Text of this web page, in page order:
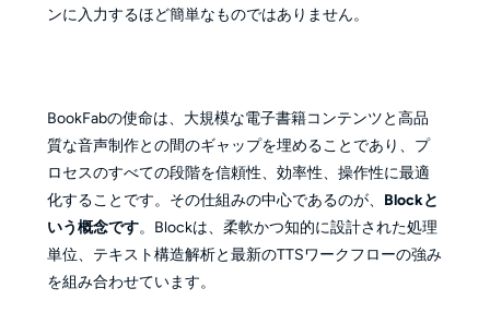
ンに入力するほど簡単なものではありません。
BookFabの使命は、大規模な電子書籍コンテンツと高品
質な音声制作との間のギャップを埋めることであり、プ
ロセスのすべての段階を信頼性、効率性、操作性に最適
化することです。その仕組みの中心であるのが、 Blockと
いう概念です。Blockは、柔軟かつ知的に設計された処理
単位、テキスト構造解析と最新のTTSワークフローの強み
を組み合わせています。